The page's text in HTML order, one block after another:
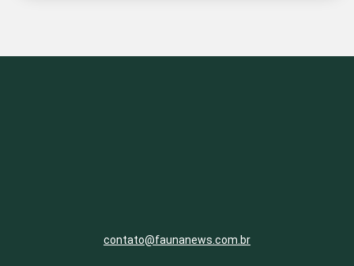
contato@faunanews.com.br